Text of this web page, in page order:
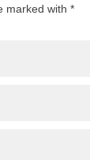
marked with *